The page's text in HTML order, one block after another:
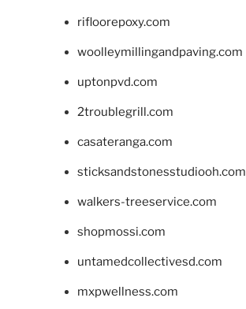
rifloorepoxy.com
woolleymillingandpaving.com
uptonpvd.com
2troublegrill.com
casateranga.com
sticksandstonesstudiooh.com
walkers-treeservice.com
shopmossi.com
untamedcollectivesd.com
mxpwellness.com